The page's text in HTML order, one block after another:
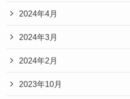
2024年4月
2024年3月
2024年2月
2023年10月